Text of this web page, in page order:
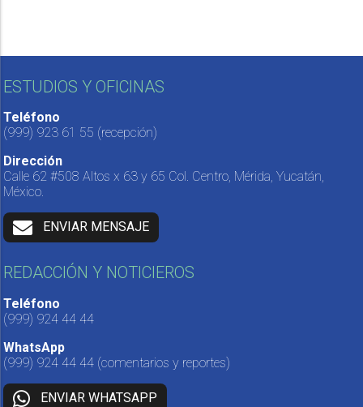
ESTUDIOS Y OFICINAS
Teléfono
(999) 923 61 55 (recepción)
Dirección
Calle 62 #508 Altos x 63 y 65 Col. Centro, Mérida, Yucatán,
México.
ENVIAR MENSAJE
REDACCIÓN Y NOTICIEROS
Teléfono
(999) 924 44 44
WhatsApp
(999) 924 44 44 (comentarios y reportes)
ENVIAR WHATSAPP